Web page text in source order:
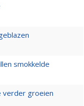
smokkelde
verder groeien